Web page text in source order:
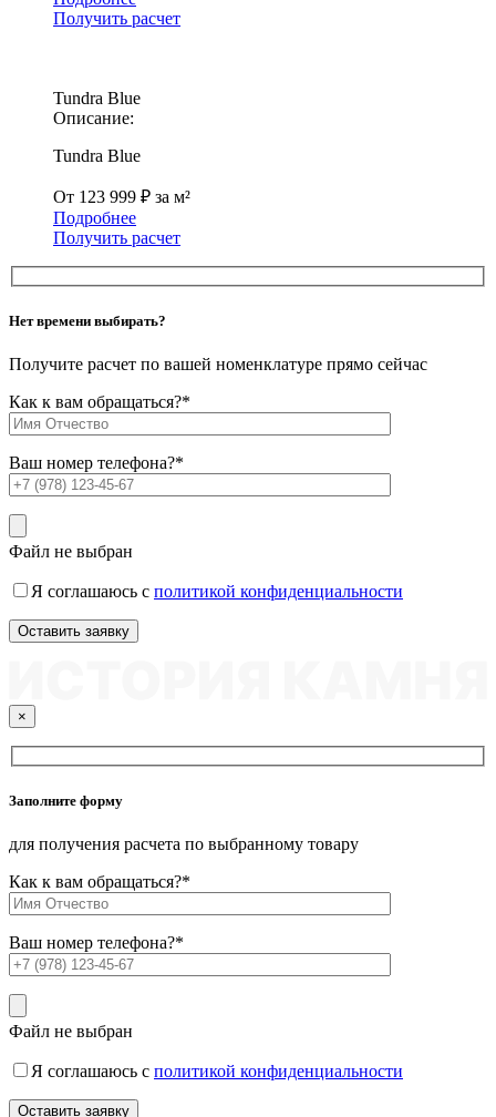
Получить расчет
Tundra Blue
Описание:
Tundra Blue
От 123 999 ₽ за м²
Подробнее
Получить расчет
Нет времени выбирать?
Получите расчет по вашей номенклатуре прямо сейчас
Как к вам обращаться?*
Ваш номер телефона?*
Файл не выбран
Я соглашаюсь с политикой конфиденциальности
×
Заполните форму
для получения расчета по выбранному товару
Как к вам обращаться?*
Ваш номер телефона?*
Файл не выбран
Я соглашаюсь с политикой конфиденциальности